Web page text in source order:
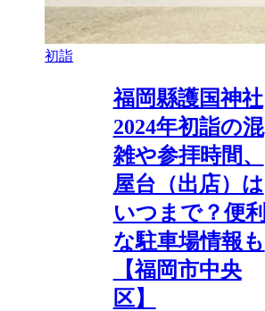
初詣
福岡縣護国神社
2024年初詣の混
雑や参拝時間、
屋台（出店）は
いつまで？便利
な駐車場情報も
【福岡市中央
区】